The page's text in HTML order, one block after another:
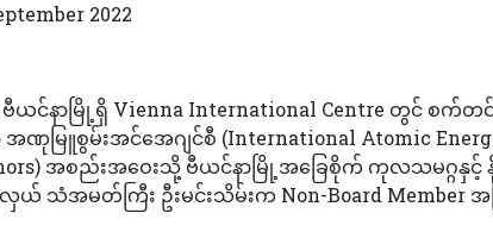
2022
ဗီယင်နာမြို့ရှိ Vienna International Centre တွင် စ
ဏုမြူစွမ်းအင်အေဂျင်စီ (International Atomic
အစည်းအဝေးသို့ ဗီယင်နာမြို့အခြေစိုက် ကုလသမဂ္ဂနှင့်
ယ် သံအမတ်ကြီး ဦးမင်းသိမ်းက Non-Board Member